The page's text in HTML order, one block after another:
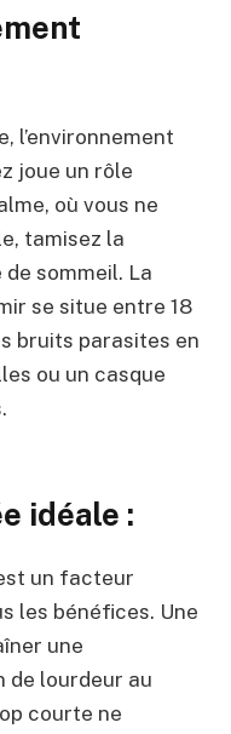
l’environnement
joue un rôle
où vous ne
tamisez la
sommeil. La
se situe entre 18
bruits parasites en
ou un casque
idéale :
un facteur
les bénéfices. Une
une
de lourdeur au
courte ne